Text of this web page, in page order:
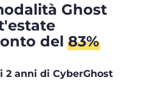
Ghost
del83%
2 anni di CyberGhost